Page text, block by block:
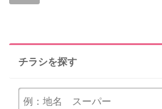
チラシを探す